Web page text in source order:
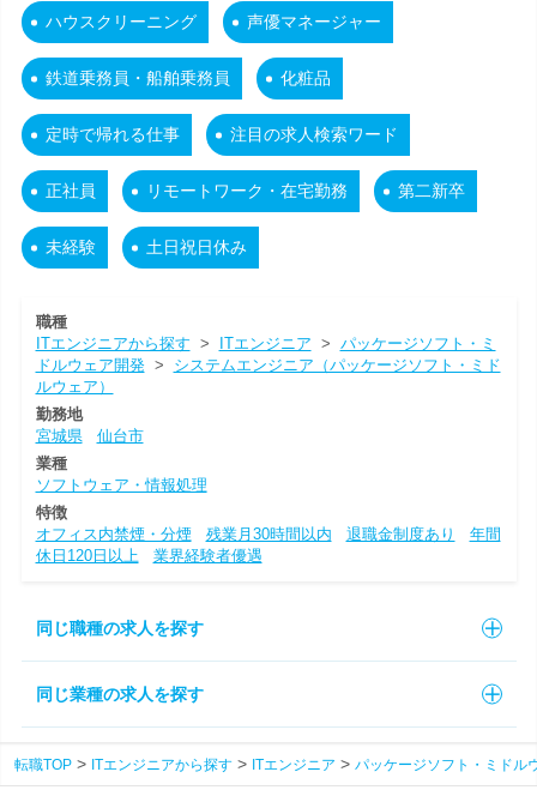
ハウスクリーニング 声優マネージャー
鉄道乗務員・船舶乗務員 化粧品
定時で帰れる仕事 注目の求人検索ワード
正社員 リモートワーク・在宅勤務 第二新卒
未経験 土日祝日休み
職種
ITエンジニアから探す > ITエンジニア > パッケージソフト・ミ
ドルウェア開発> システムエンジニア（パッケージソフト・ミド
ルウェア）
勤務地
宮城県
仙台市
業種
ソフトウェア・情報処理
特徴
オフィス内禁煙・分煙
残業月30時間以内 退職金制度あり
年間
休日120日以上
業界経験者優遇
同じ職種の求人を探す
同じ業種の求人を探す
転職TOP ITエンジニアから探す ITエンジニア パッケージソフト・ミドル